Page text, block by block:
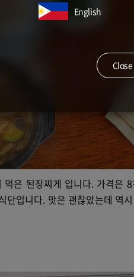
은 된장찌게 입니다. 가격은 8
단입니다. 맛은 괜찮았는데 역
English
Close